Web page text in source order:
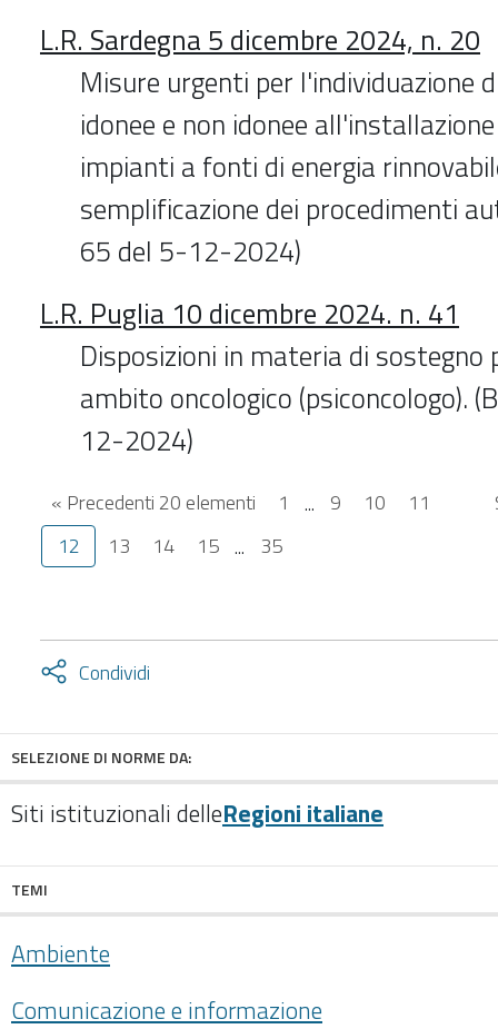
L.R. Sardegna 5 dicembre 2024, n. 20
Misure urgenti per l'individuazione
idonee e non idonee
impianti a fonti di energia
semplificazione dei procedimenti
65 del 5-12-2024)
L.R. Puglia 10 dicembre 2024. n. 41
Disposizioni in materia di sostegno
ambito oncologico (psiconcologo).
12-2024)
« Precedenti 20 elementi 1 ... 9 10
11
12
13 14 15 ... 35
Condividi
Attiva
SELEZIONE DI NORME DA:
Siti istituzionali delleRegioni italiane
TEMI
Ambiente
Comunicazione e informazione